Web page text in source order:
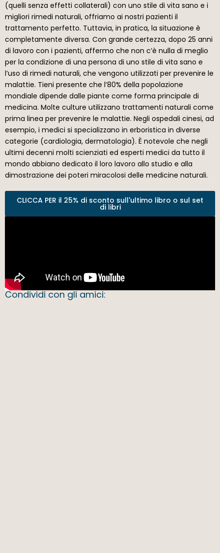
(quelli senza effetti collaterali) con uno stile di vita sano e i
migliori rimedi naturali, offriamo ai nostri pazienti il
trattamento perfetto. Tuttavia, in pratica, la situazione è
completamente diversa. Con grande certezza, dopo 25 anni
di lavoro con i pazienti, affermo che non c’è nulla di meglio
per la condizione di una persona di uno stile di vita sano e
l’uso di rimedi naturali, che vengono utilizzati per prevenire le
malattie. Tieni presente che l’80% della popolazione
mondiale dipende dalle piante come forma principale di
medicina. Molte culture utilizzano trattamenti naturali come
prima linea per prevenire le malattie. Negli ospedali cinesi, ad
esempio, i medici si specializzano in erboristica in diverse
categorie (cardiologia, dermatologia). È notevole che negli
ultimi decenni molti scienziati ed esperti medici da tutto il
mondo abbiano dedicato il loro lavoro allo studio e alla
dimostrazione dei poteri miracolosi delle medicine naturali.
CLICCA PER il 25% di sconto sull'ultimo libro o sul set
di libri
Condividi con gli amici: